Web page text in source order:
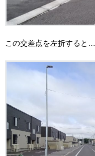
この交差点を左折すると…